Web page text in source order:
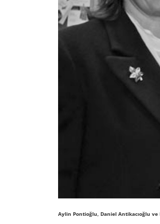
Aylin Pontioğlu, Daniel Antikacıoğlu ve